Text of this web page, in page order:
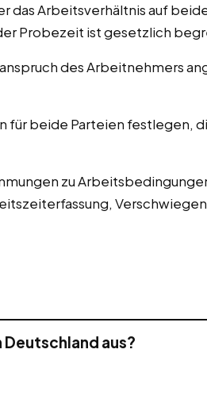
das Arbeitsverhältnis auf
Probezeit ist gesetzlich
des Arbeitnehmers
für beide Parteien festlegen,
zu
aus?